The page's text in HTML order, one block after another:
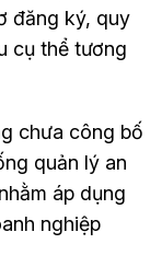
đăng ký, quy
cụ thể tương
chưa công bố
quản lý an
áp dụng
nghiệp